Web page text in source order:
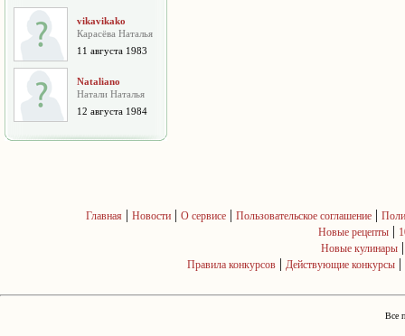
vikavikako
Карасёва Наталья
11 августа 1983
Nataliano
Натали Наталья
12 августа 1984
Главная | Новости| О сервисе| Пользовательское соглашение|
Новые рецепты |
Новые кулинары
Правила конкурсов | Действующие конкурсы |
Все